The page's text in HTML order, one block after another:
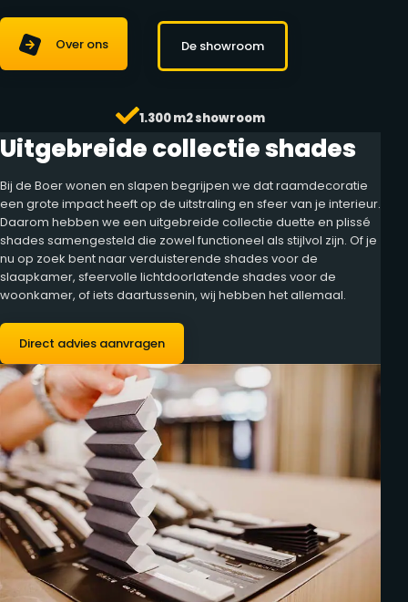
Over ons De showroom
1.300 m2 showroom
Uitgebreide collectie shades
Bij de Boer wonen en slapen begrijpen we dat raamdecoratie
een grote impact heeft op de uitstraling en sfeer van je interieur.
Daarom hebben we een uitgebreide collectie duette en plissé
shades samengesteld die zowel functioneel als stijlvol zijn. Of je
nu op zoek bent naar verduisterende shades voor de
slaapkamer, sfeervolle lichtdoorlatende shades voor de
woonkamer, of iets daartussenin, wij hebben het allemaal.
Direct advies aanvragen